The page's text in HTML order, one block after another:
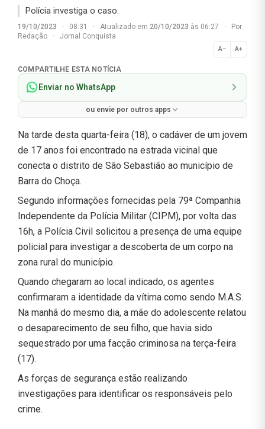
Polícia investiga o caso.
19/10/2023 · 08:31 · Atualizado em 20/10/2023 às 06:27 ·
Por
Redação
· Jornal Conquista
A− A+
Normal
COMPARTILHE ESTA NOTÍCIA
Enviar no WhatsApp
ou envie por outros apps
Na tarde desta quarta-feira (18), o cadáver de um jovem
de 17 anos foi encontrado na estrada vicinal que
conecta o distrito de São Sebastião ao município de
Barra do Choça.
Segundo informações fornecidas pela 79ª Companhia
Independente da Polícia Militar (CIPM), por volta das
16h, a Polícia Civil solicitou a presença de uma equipe
policial para investigar a descoberta de um corpo na
zona rural do município.
Quando chegaram ao local indicado, os agentes
confirmaram a identidade da vítima como sendo M.A.S.
Na manhã do mesmo dia, a mãe do adolescente relatou
o desaparecimento de seu filho, que havia sido
sequestrado por uma facção criminosa na terça-feira
(17).
As forças de segurança estão realizando
investigações para identificar os responsáveis pelo
crime.